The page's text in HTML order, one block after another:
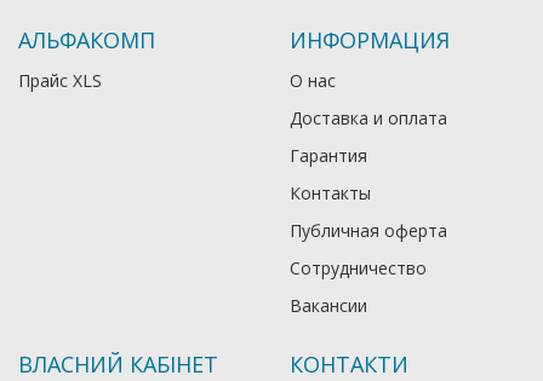
АЛЬФАКОМП
Прайс XLS
ИНФОРМАЦИЯ
О нас
Доставка и оплата
Гарантия
Контакты
Публичная оферта
Сотрудничество
Вакансии
ВЛАСНИЙ КАБІНЕТ КОНТАКТИ